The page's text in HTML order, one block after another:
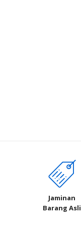
Jaminan
Barang Asli